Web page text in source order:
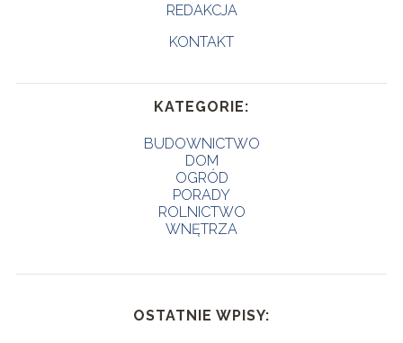
REDAKCJA
KONTAKT
KATEGORIE:
BUDOWNICTWO
DOM
OGRÓD
PORADY
ROLNICTWO
WNĘTRZA
OSTATNIE WPISY: